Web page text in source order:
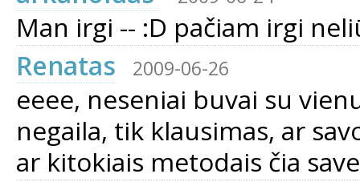
Man irgi -- :D pačiam irgi
Renatas
2009-06-26
eeee, neseniai buvai su
negaila, tik klausimas, ar
ar kitokiais metodais čia